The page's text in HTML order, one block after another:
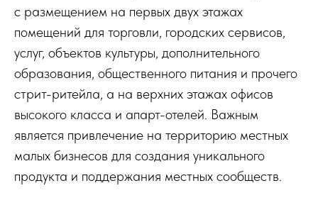
с размещением на первых двух этажах
помещений для торговли, городских сервисов,
услуг, объектов культуры, дополнительного
образования, общественного питания и прочего
стрит-ритейла, а на верхних этажах офисов
высокого класса и апарт-отелей. Важным
является привлечение на территорию местных
малых бизнесов для создания уникального
продукта и поддержания местных сообществ.